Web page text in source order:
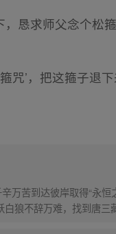
恳求师父念个松
咒’，把这箍子退
万苦到达彼岸取得“永
狼不辞万难，找到唐